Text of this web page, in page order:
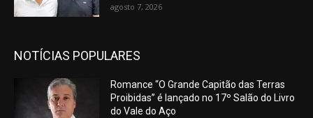
agosto 7, 2026
NOTÍCIAS POPULARES
Romance “O Grande Capitão das Terras
Proibidas” é lançado no 17º Salão do Livro
do Vale do Aço